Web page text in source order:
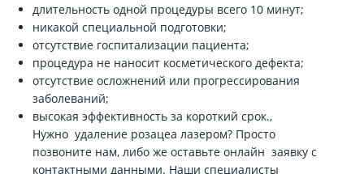
длительность одной процедуры всего 10 минут;
никакой специальной подготовки;
отсутствие госпитализации пациента;
процедура не наносит косметического дефекта;
отсутствие осложнений или прогрессирования
заболеваний;
высокая эффективность за короткий срок.,
Нужно удаление розацеа лазером? Просто
позвоните нам, либо же оставьте онлайн заявку с
контактными данными. Наши специалисты